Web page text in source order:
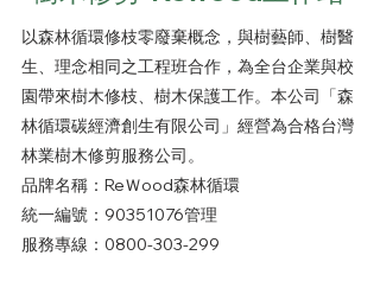
以森林循環修枝零廢棄概念，與樹藝師、樹醫
生、理念相同之工程班合作，為全台企業與校
園帶來樹木修枝、樹木保護工作。本公司「森
林循環碳經濟創生有限公司」經營為合格台灣
林業樹木修剪服務公司。
品牌名稱：ReＷood森林循環
統一編號：90351076管理
服務專線：0800-303-299